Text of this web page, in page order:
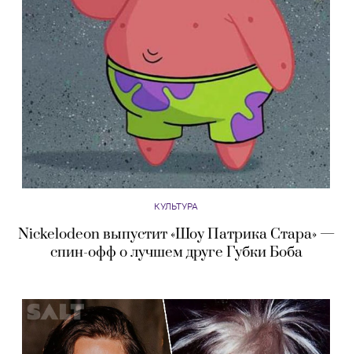
КУЛЬТУРА
Nickelodeon выпустит «Шоу Патрика Стара» —
спин-офф о лучшем друге Губки Боба